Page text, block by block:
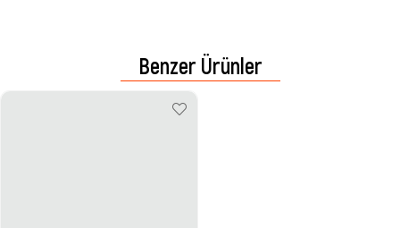
Benzer Ürünler